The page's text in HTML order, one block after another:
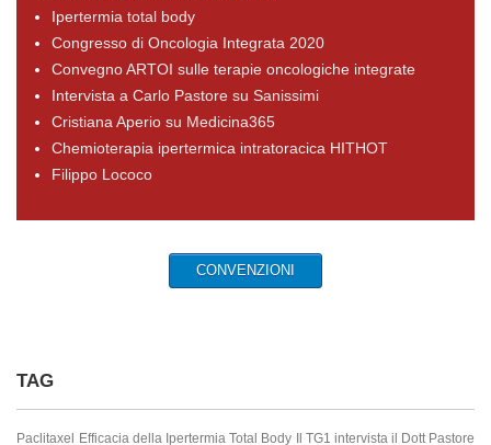
Ipertermia total body
Congresso di Oncologia Integrata 2020
Convegno ARTOI sulle terapie oncologiche integrate
Intervista a Carlo Pastore su Sanissimi
Cristiana Aperio su Medicina365
Chemioterapia ipertermica intratoracica HITHOT
Filippo Lococo
CONVENZIONI
TAG
Paclitaxel Efficacia della Ipertermia Total Body
Il TG1 intervista il Dott Pastore